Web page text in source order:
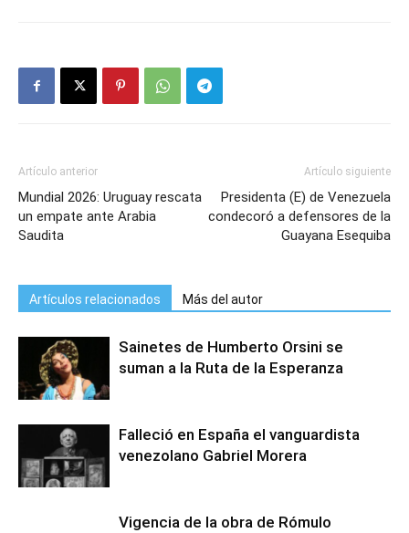
Artículo anterior
Mundial 2026: Uruguay rescata
un empate ante Arabia
Saudita
Artículo siguiente
Presidenta (E) de Venezuela
condecoró a defensores de la
Guayana Esequiba
Artículos relacionados Más del autor
Sainetes de Humberto Orsini se
suman a la Ruta de la Esperanza
Falleció en España el vanguardista
venezolano Gabriel Morera
Vigencia de la obra de Rómulo